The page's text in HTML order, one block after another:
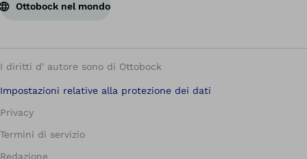
Ottobock nel mondo
I diritti d' autore sono di Ottobock
Impostazioni relative alla protezione dei dati
Privacy
Termini di servizio
Redazione